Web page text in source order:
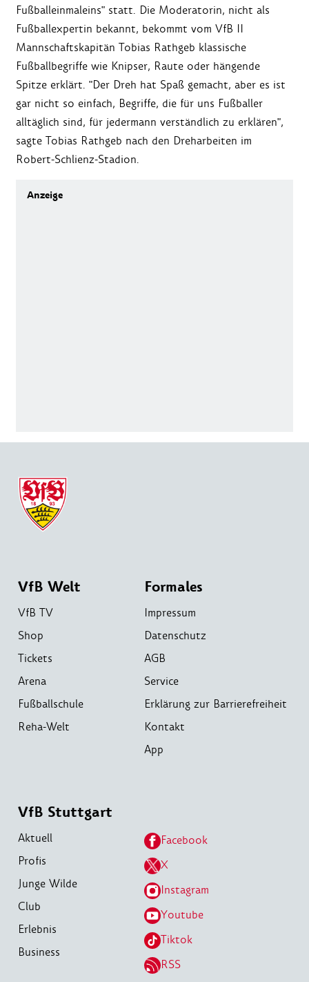
Fußballeinmaleins" statt. Die Moderatorin, nicht als
Fußballexpertin bekannt, bekommt vom VfB II
Mannschaftskapitän Tobias Rathgeb klassische
Fußballbegriffe wie Knipser, Raute oder hängende
Spitze erklärt. "Der Dreh hat Spaß gemacht, aber es ist
gar nicht so einfach, Begriffe, die für uns Fußballer
alltäglich sind, für jedermann verständlich zu erklären",
sagte Tobias Rathgeb nach den Dreharbeiten im
Robert-Schlienz-Stadion.
VfB Welt
VfB TV
Shop
Tickets
Arena
Fußballschule
Reha-Welt
Formales
Impressum
Datenschutz
AGB
Service
Erklärung zur Barrierefreiheit
Kontakt
App
VfB Stuttgart
Aktuell
Profis
Junge Wilde
Club
Erlebnis
Business
Facebook
X
Instagram
Youtube
Tiktok
RSS